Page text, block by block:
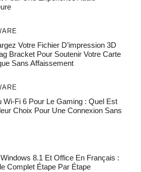
Votre Fichier D’impression 3D
Bracket Pour Soutenir Votre Carte
Sans Affaissement
Wi-Fi 6 Pour Le Gaming : Quel Est
Choix Pour Une Connexion Sans
8.1 Et Office En Français :
Complet Étape Par Étape